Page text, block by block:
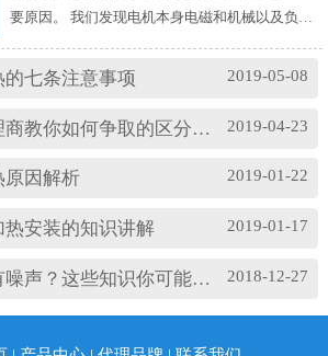
要原因。 我们发现电机本身电磁和机械以及负载
振动产生影响。其中造成温度过高的原因主要
松；(3)轴承与轴套配合过松；(4)润滑油有杂质；
损坏等。 另外，造成耐高温轴承出现异常振...
2019-05-08
七条注意事项
2019-04-23
争取的区分高速轴承和低速轴承
2019-01-22
原因解析
2019-01-17
安装的知识讲解
2018-12-27
？这些知识你可能忽略了